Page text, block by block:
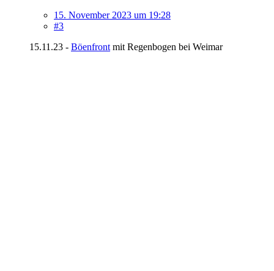
15. November 2023 um 19:28
#3
15.11.23 - Böenfront mit Regenbogen bei Weimar